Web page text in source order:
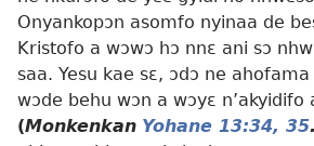
Onyankopɔn asomfo nyinaa de
Kristofo a wɔwɔ hɔ nnɛ ani sɔ
saa. Yesu kae sɛ, ɔdɔ ne
wɔde behu wɔn a wɔyɛ n’akyidifo
(Monkenkan Yohane 13:34, 35.